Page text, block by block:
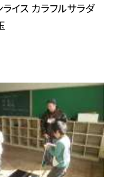
イス カラフルサラダ